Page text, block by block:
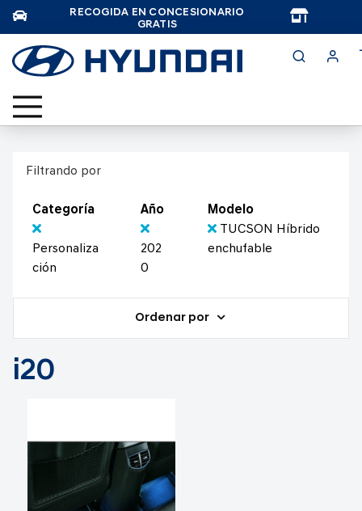
RECOGIDA EN CONCESIONARIO
GRATIS
Filtrando por
Categoría
Personaliza
ción
Año
202
0
Modelo
TUCSON Híbrido
enchufable
Ordenar por
i20